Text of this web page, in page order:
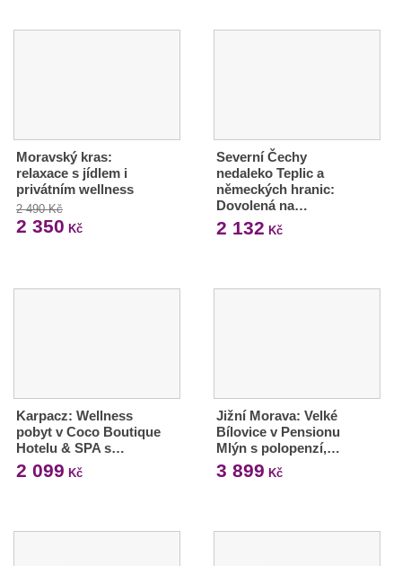
Moravský kras:
relaxace s jídlem i
privátním wellness
2 490 Kč
2 350 Kč
Severní Čechy
nedaleko Teplic a
německých hranic:
Dovolená na…
2 132 Kč
Karpacz: Wellness
pobyt v Coco Boutique
Hotelu & SPA s…
2 099 Kč
Jižní Morava: Velké
Bílovice v Pensionu
Mlýn s polopenzí,…
3 899 Kč